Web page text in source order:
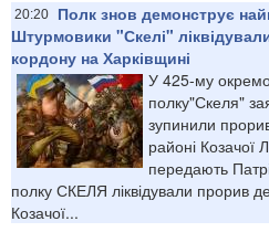
20:20
Полк знов демонструє
Штурмовики "Скелі"
кордону на Харківщині
У 425-му
полку"Скеля"
зупинили
районі Козачої
передають
полку СКЕЛЯ ліквідували прорив
Козачої...